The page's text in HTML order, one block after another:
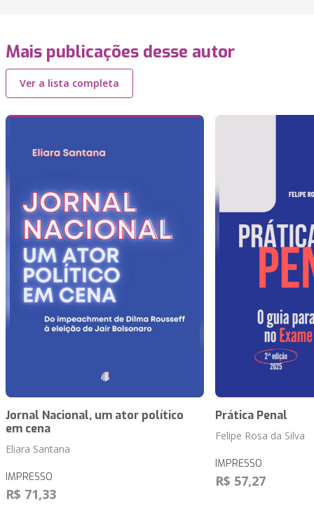
Mais publicações desse autor
Ver a lista completa
Jornal Nacional, um ator político
em cena
Eliara Santana
IMPRESSO
R$ 71,33
Prática Penal
Felipe Rosa da Silva
IMPRESSO
R$ 57,27